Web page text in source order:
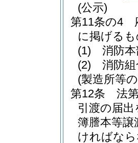
(公示)
第11条の4
に掲げる
(1)
消防
(2)
消防
(製造所等
第12条
法
引渡の届
簿謄本等
ければな